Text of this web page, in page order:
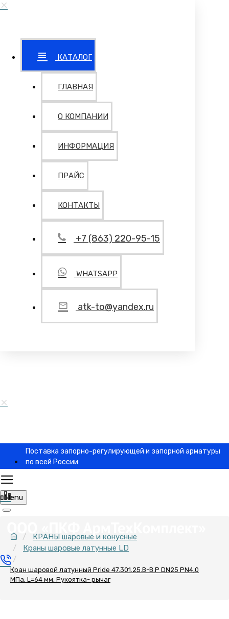
КАТАЛОГ
ГЛАВНАЯ
О КОМПАНИИ
ИНФОРМАЦИЯ
ПРАЙС
КОНТАКТЫ
+7 (863) 220-95-15
WHATSAPP
atk-to@yandex.ru
Поставка запорно-регулирующей и запорной арматуры
по всей России
Menu
КРАНЫ шаровые и конусные
Краны шаровые латунные LD
Кран шаровой латунный Pride 47.301.25.В-В.Р DN25 PN4,0
МПа, L=64 мм, Рукоятка- рычаг